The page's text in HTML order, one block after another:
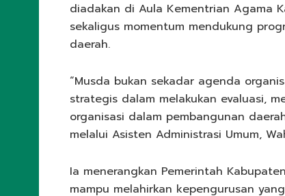
diadakan di Aula Kementrian Agama
sekaligus momentum mendukung
daerah.
“Musda bukan sekadar agenda
strategis dalam melakukan evaluasi,
organisasi dalam pembangunan
melalui Asisten Administrasi Umum,
Ia menerangkan Pemerintah
mampu melahirkan kepengurusan